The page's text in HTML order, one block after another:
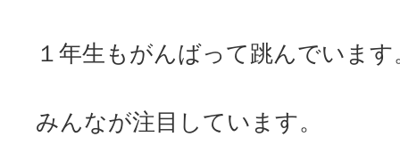
１年生もがんばって跳んでいます
みんなが注目しています。